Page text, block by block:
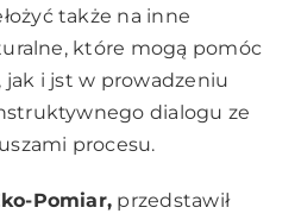
także na inne
które mogą pomóc
i jst w prowadzeniu
dialogu ze
procesu.
Pomiar, przedstawił